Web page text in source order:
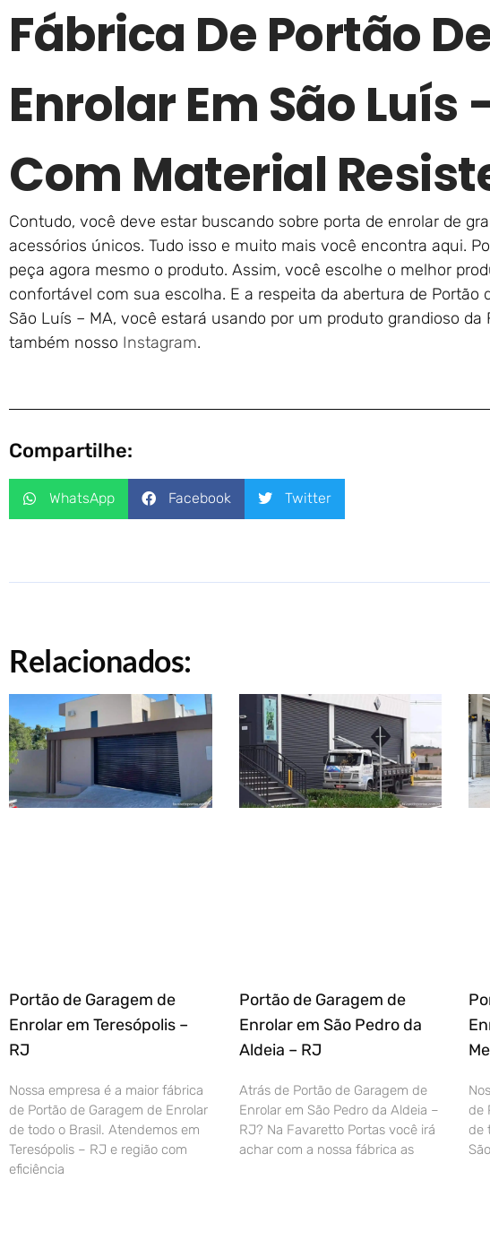
Fábrica De Portão
Enrolar Em São Luís
Com Material
Contudo, você deve estar buscando sobre porta de enrolar de
acessórios únicos. Tudo isso e muito mais você encontra aqui.
peça agora mesmo o produto. Assim, você escolhe o melhor
confortável com sua escolha. E a respeita da abertura de Portão
São Luís – MA, você estará usando por um produto grandioso da
também nosso Instagram.
Compartilhe:
WhatsApp Facebook Twitter
Relacionados:
Portão de Garagem de
Enrolar em Teresópolis –
RJ
Nossa empresa é a maior fábrica
de Portão de Garagem de Enrolar
de todo o Brasil. Atendemos em
Teresópolis – RJ e região com
eficiência
Portão de Garagem de
Enrolar em São Pedro da
Aldeia – RJ
Atrás de Portão de Garagem de
Enrolar em São Pedro da Aldeia –
RJ? Na Favaretto Portas você irá
achar com a nossa fábrica as
de
de